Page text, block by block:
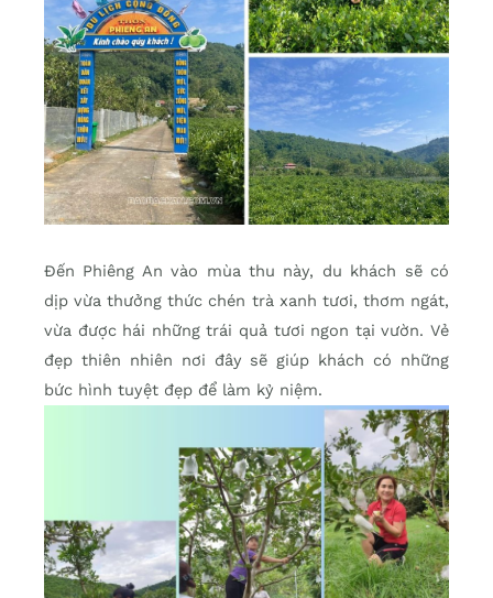
Đến Phiêng An vào mùa thu này, du khách sẽ có
dịp vừa thưởng thức chén trà xanh tươi, thơm ngát,
vừa được hái những trái quả tươi ngon tại vườn. Vẻ
đẹp thiên nhiên nơi đây sẽ giúp khách có những
bức hình tuyệt đẹp để làm kỷ niệm.